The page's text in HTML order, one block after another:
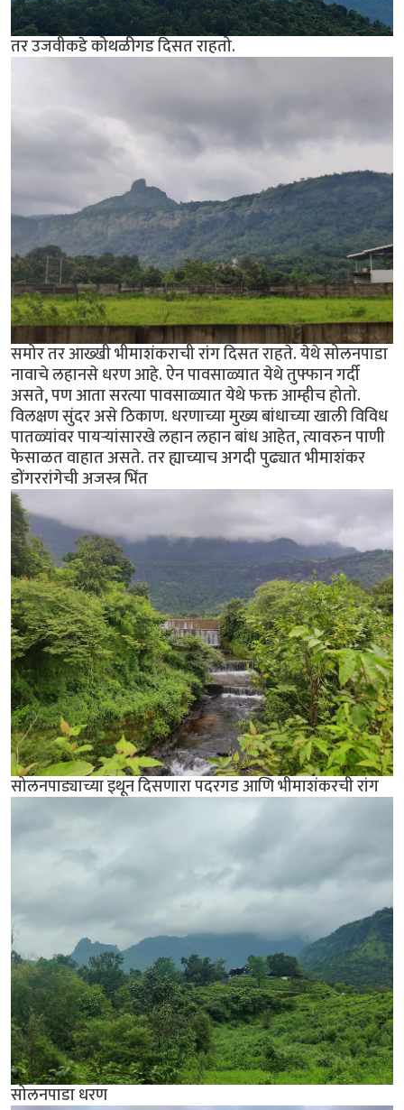
तर उजवीकडे कोथळीगड दिसत राहतो.
समोर तर आख्खी भीमाशंकराची रांग दिसत राहते. येथे सोलनपाडा
नावाचे लहानसे धरण आहे. ऐन पावसाळ्यात येथे तुफ्फान गर्दी
असते, पण आता सरत्या पावसाळ्यात येथे फक्त आम्हीच होतो.
विलक्षण सुंदर असे ठिकाण. धरणाच्या मुख्य बांधाच्या खाली विविध
पातळ्यांवर पायर्‍यांसारखे लहान लहान बांध आहेत, त्यावरुन पाणी
फेसाळत वाहात असते. तर ह्याच्याच अगदी पुढ्यात भीमाशंकर
डोंगररांगेची अजस्त्र भिंत
सोलनपाड्याच्या इथून दिसणारा पदरगड आणि भीमाशंकरची रांग
सोलनपाडा धरण